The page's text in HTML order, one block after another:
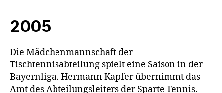
2005
Die Mädchenmannschaft der
Tischtennisabteilung spielt eine Saison in der
Bayernliga. Hermann Kapfer übernimmt das
Amt des Abteilungsleiters der Sparte Tennis.